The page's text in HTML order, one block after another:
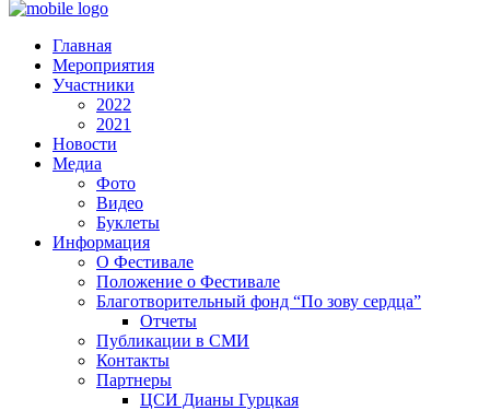
Главная
Мероприятия
Участники
2022
2021
Новости
Медиа
Фото
Видео
Буклеты
Информация
О Фестивале
Положение о Фестивале
Благотворительный фонд “По зову сердца”
Отчеты
Публикации в СМИ
Контакты
Партнеры
ЦСИ Дианы Гурцкая